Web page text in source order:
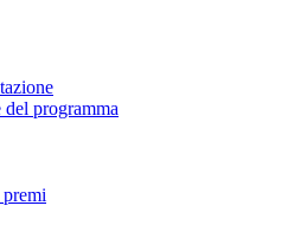
programma